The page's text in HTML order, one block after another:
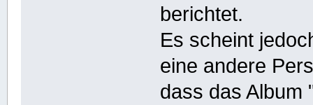
berichtet.
Es scheint
eine andere
dass das Album